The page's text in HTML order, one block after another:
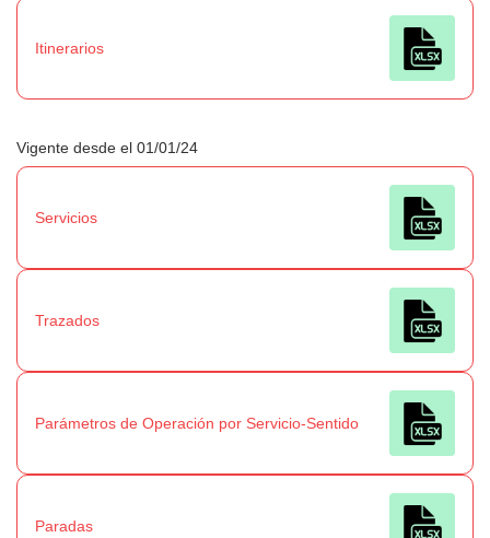
Itinerarios
Vigente desde el 01/01/24
Servicios
Trazados
Parámetros de Operación por Servicio-Sentido
Paradas